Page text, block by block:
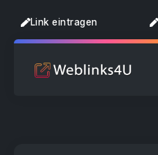
Link eintragen